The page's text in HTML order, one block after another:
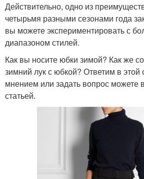
Действительно, одно из
четырьмя разными сезонами года
вы можете экспериментировать с
диапазоном стилей.
Как вы носите юбки зимой? Как же
зимний лук с юбкой? Ответим в этой
мнением или задать вопрос можете
статьей.